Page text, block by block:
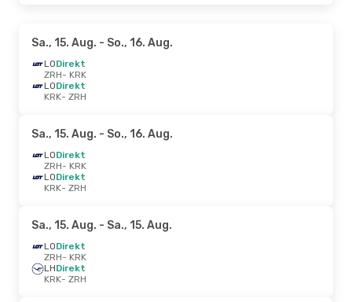
Sa., 15. Aug. - So., 16. Aug.
LODirekt
ZRH- KRK
LODirekt
KRK- ZRH
Sa., 15. Aug. - So., 16. Aug.
LODirekt
ZRH- KRK
LODirekt
KRK- ZRH
Sa., 15. Aug. - Sa., 15. Aug.
LODirekt
ZRH- KRK
LHDirekt
KRK- ZRH